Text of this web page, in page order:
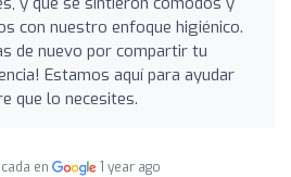
con nuestro enfoque higiénico.
de nuevo por compartir tu
Estamos aquí para ayudar
que lo necesites.
en 1 year ago